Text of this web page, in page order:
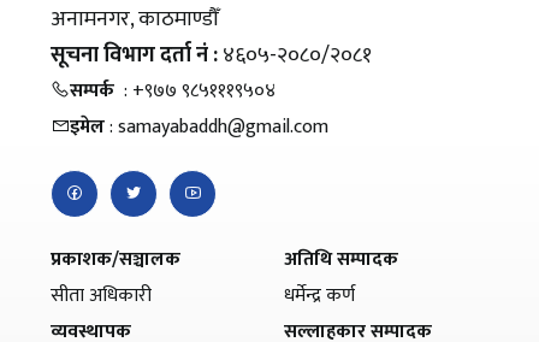
अनामनगर, काठमाण्डौँ
सूचना विभाग दर्ता नं :४६०५-२०८०/२०८१
सम्पर्क : +९७७ ९८५१११९५०४
इमेल: samayabaddh@gmail.com
प्रकाशक/सञ्चालक
सीता अधिकारी
व्यवस्थापक
अतिथि सम्पादक
धर्मेन्द्र कर्ण
सल्लाहकार सम्पादक